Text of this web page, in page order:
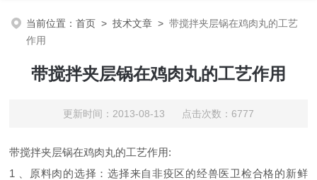
当前位置：首页 >技术文章 >带搅拌夹层锅在鸡肉丸的工艺
作用
带搅拌夹层锅在鸡肉丸的工艺作用
更新时间：2013-08-13 点击次数：6777
带搅拌夹层锅在鸡肉丸的工艺作用:
1 、原料肉的选择：选择来自非疫区的经兽医卫检合格的新鲜